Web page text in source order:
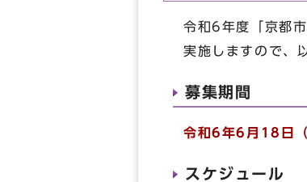
令和6年度「京都
実施しますので、
募集期間
令和6年6月18日（
スケジュール